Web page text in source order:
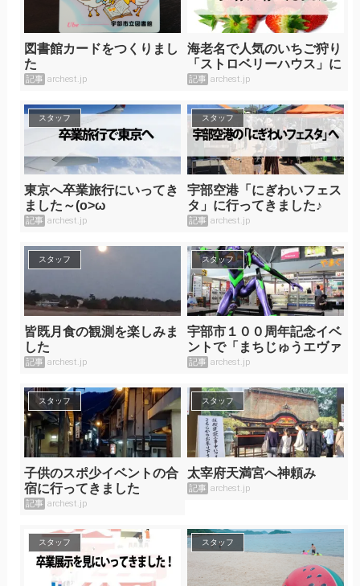
図書館カードをつくりまし
た
記事 archest.jp
海老名で人気のいちご狩り
「ストロベリーハウス」に
行って来ました！
記事 archest.jp
スタッフ
東京へ卒業旅行にいってき
ました～(o>ω
記事 archest.jp
スタッフ
宇部空港「にぎわいフェス
タ」に行ってきました♪
記事 archest.jp
スタッフ
皆既月食の観測を楽しみま
した
記事 archest.jp
スタッフ
宇部市１００周年記念イベ
ントで「まちじゅうエヴァ
ンゲリオン」第2段開催
記事 archest.jp
スタッフ
子供のスポ少イベントの合
宿に行ってきました
記事 archest.jp
スタッフ
太宰府天満宮へ神頼み
記事 archest.jp
スタッフ スタッフ